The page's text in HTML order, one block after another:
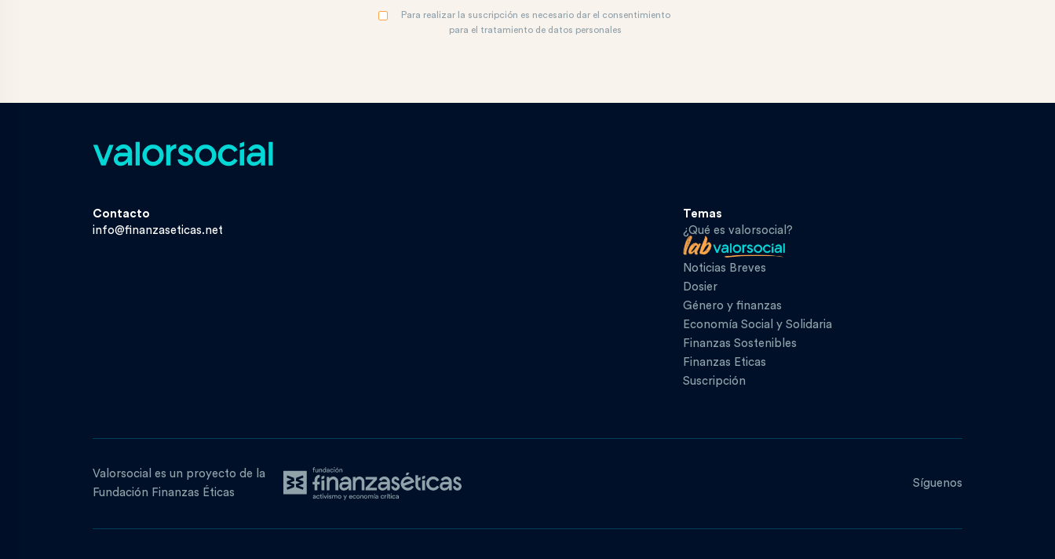
Para realizar la suscripción es necesario dar el consentimiento
para el tratamiento de datos personales
Contacto
info@finanzaseticas.net
Temas
¿Qué es valorsocial?
Noticias Breves
Dosier
Género y finanzas
Economía Social y Solidaria
Finanzas Sostenibles
Finanzas Eticas
Suscripción
Valorsocial es un proyecto de la
Fundación Finanzas Éticas
Síguenos